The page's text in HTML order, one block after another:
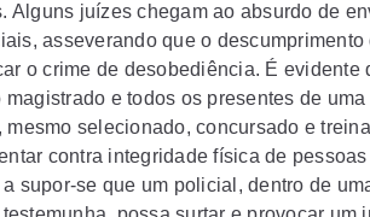
Alguns juízes chegam ao absurdo de
asseverando que o
o crime de desobediência. É evidente
magistrado e todos os presentes de
mesmo selecionado, concursado e
contra integridade física de
supor-se que um policial, dentro de